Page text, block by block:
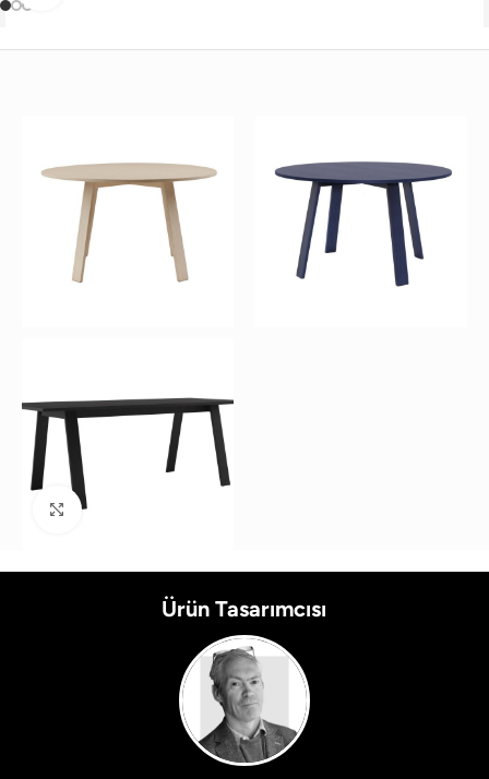
Büyütmek için tıklayın
Ürün Tasarımcısı